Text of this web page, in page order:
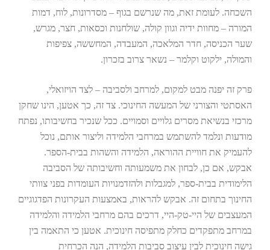
השכחה. לעומת זאת, מה שנרשם בגוף – מסדרונות, לוח, דמות
המורה – מחוות ידיה וגוון קולה, שולחנות וכסאות, חצר, מגרש,
שער הכניסה, חדר המלאכה, המעבדה, המחששה, צפיפות
והמולה, ילקוט וקלמר – נשאר צרוב בזכרון.
פרק זה יפנה מבט למקום, למרחב ולסביבה – לצד הויזואלי,
האסתטי והצורני של המעשה החינוכי. צד זה, כך אטען, הינו שחקן
מרכזי בנשיאת מסרים גלויים וסמויים. ככל שנכיר בחשיבותו, נפתח
מודעות ונלמד להשתמש במרחבי הלמידה וליצור אותם, נוכל
להעמיק את חוויית ההוראה, הלמידה והשהות בבית-הספר.
אבקש, אם כן, לבחון את משמעותה וחשיבותה של הסביבה
הלימודית בבית-ספר, למגבלות ולהזדמנויות העומדות בפני צוותי
החינוך בתחום זה. אבקש להראות, באמצעות העקרונות הפדגוגיים
המעצבים של היי-טק-היי, דרכים בהם מרחבי הלמידה והלמידה
במרחב מתפקדים כחלק מתפיסה חינוכית. אטען כי התאמה בין
גישה חינוכית לבין עיצוב סביבות הלמידה, הנה הכרחית